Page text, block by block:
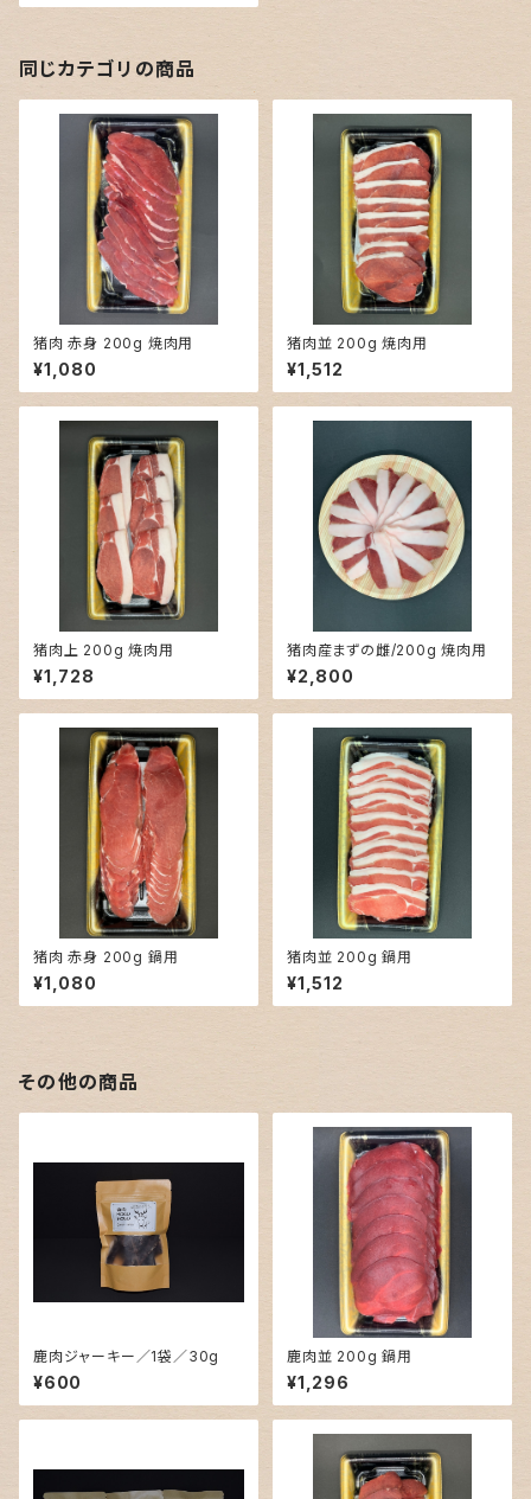
同じカテゴリの商品
猪肉 赤身 200g 焼肉用
¥1,080
猪肉並 200g 焼肉用
¥1,512
猪肉上 200g 焼肉用
¥1,728
猪肉産まずの雌/200g 焼肉用
¥2,800
猪肉 赤身 200g 鍋用
¥1,080
猪肉並 200g 鍋用
¥1,512
その他の商品
鹿肉ジャーキー／1袋／30g
¥600
鹿肉並 200g 鍋用
¥1,296